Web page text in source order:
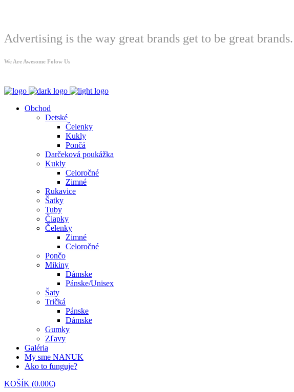
Advertising is the way great brands get to be great brands.
We Are Awesome Folow Us
Obchod
Detské
Čelenky
Kukly
Pončá
Darčeková poukážka
Kukly
Celoročné
Zimné
Rukavice
Šatky
Tuby
Čiapky
Čelenky
Zimné
Celoročné
Pončo
Mikiny
Dámske
Pánske/Unisex
Šaty
Tričká
Pánske
Dámske
Gumky
Zľavy
Galéria
My sme NANUK
Ako to funguje?
KOŠÍK (0.00€)